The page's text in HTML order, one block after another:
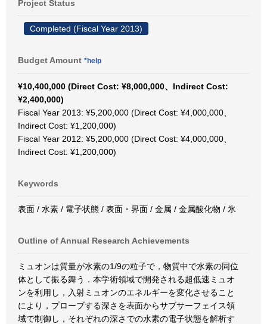
Project Status
Completed (Fiscal Year 2013)
Budget Amount *help
¥10,400,000 (Direct Cost: ¥8,000,000、Indirect Cost:
¥2,400,000)
Fiscal Year 2013: ¥5,200,000 (Direct Cost: ¥4,000,000、
Indirect Cost: ¥1,200,000)
Fiscal Year 2012: ¥5,200,000 (Direct Cost: ¥4,000,000、
Indirect Cost: ¥1,200,000)
Keywords
表面 / 水素 / 電子状態 / 表面・界面 / 金属 / 金属酸化物 / 氷
Outline of Annual Research Achievements
ミュオンは質量が水素の1/9の粒子で，物質中で水素の同位
体として振る舞う．本学術領域で開発される超低速ミュオ
ンを利用し，入射ミュオンのエネルギーを変化させること
により，プローブする深さを表面からサブサーフェイス領
域で制御し，それぞれの深さでの水素の電子状態を解析す